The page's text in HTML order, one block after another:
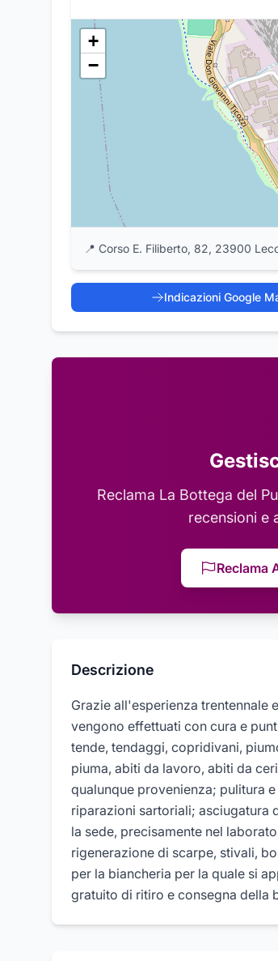
+
−
📍 Corso E. Filiberto, 82, 23900
Indicazioni Google
Reclama La Bottega del
recensioni e
Reclama
Descrizione
Grazie all'esperienza trentennale
vengono effettuati con cura e
tende, tendaggi, copridivani,
piuma, abiti da lavoro, abiti da
qualunque provenienza; pulitura
riparazioni sartoriali; asciugatura
la sede, precisamente nel
rigenerazione di scarpe, stivali,
per la biancheria per la quale si
gratuito di ritiro e consegna della